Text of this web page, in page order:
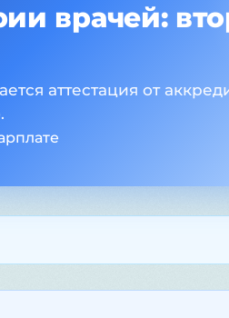
врачей:
аттестация от